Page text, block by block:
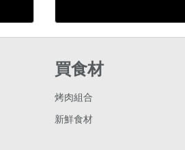
買食材
烤肉組合
新鮮食材